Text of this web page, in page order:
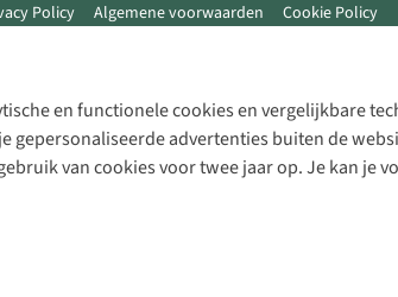
en functionele cookies en vergelijkbare
advertenties buiten de
van cookies voor twee jaar op. Je kan je
Policy Algemene voorwaarden Cookie Policy